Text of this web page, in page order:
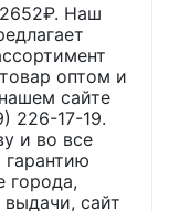
2652₽. Наш
оптом и
сайте
226-17-19.
и во все
города,
сайт